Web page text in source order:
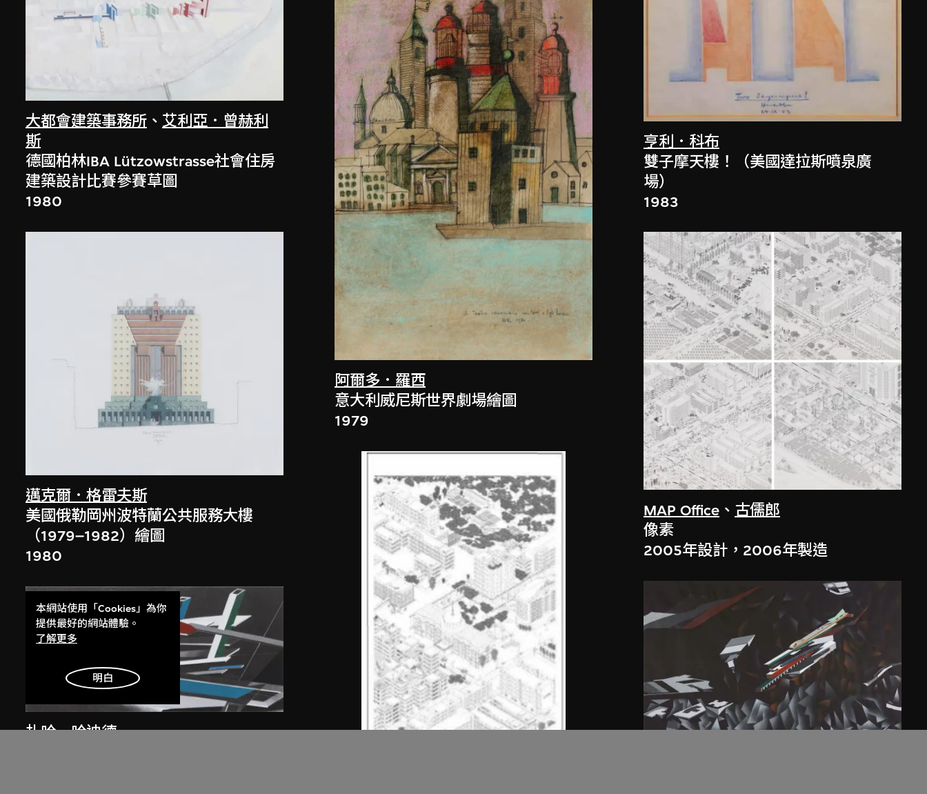
大都會建築事務所 、艾利亞．曾赫利
斯
德國柏林IBA Lützowstrasse社會住房
建築設計比賽參賽草圖
1980
邁克爾．格雷夫斯
美國俄勒岡州波特蘭公共服務大樓
（1979–1982）繪圖
1980
扎哈．哈迪德
阿爾多．羅西
意大利威尼斯世界劇場繪圖
1979
亨利．科布
雙子摩天樓！（美國達拉斯噴泉廣
場）
1983
MAP Office 、 古儒郎
像素
2005年設計，2006年製造
本網站使用「Cookies」為你
提供最好的網站體驗。
了解更多
明白